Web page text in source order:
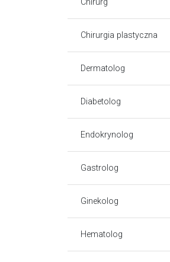
Chirurg
Chirurgia plastyczna
Dermatolog
Diabetolog
Endokrynolog
Gastrolog
Ginekolog
Hematolog